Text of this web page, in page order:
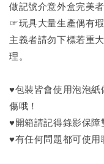
做記號介意外盒完美
☞玩具大量生產偶有
主義者請勿下標若重
理。
♥包裝皆會使用泡泡
傷哦！
♥開箱請記得錄影保障
♥有任何問題都可使用